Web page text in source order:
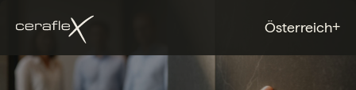
Österreich+